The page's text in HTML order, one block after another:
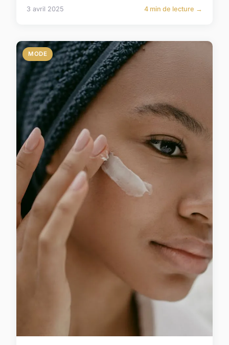
3 avril 2025 4 min de lecture →
MODE